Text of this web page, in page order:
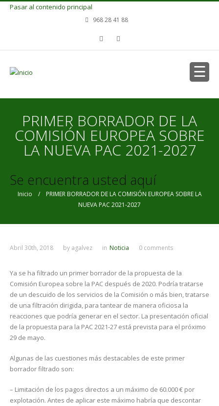
Pasar al contenido principal
968 28 41 88
PRIMER BORRADOR DE LA
COMISIÓN EUROPEA SOBRE
LA NUEVA PAC 2021-2027
Se encuentra usted aquí
Inicio / PRIMER BORRADOR DE LA COMISIÓN EUROPEA SOBRE LA
NUEVA PAC 2021-2027
Abril 30th, 2018 by agalvez in Noticia 0 comments
Ya se ha filtrado un primer borrador de la propuesta de la
Comisión Europea sobre la PAC después de 2020. Podría tratarse
de un descuido de los servicios de la Comisión o más bien, tratarse
de una filtración dirigida, para tantear de manera oficiosa la
reacciones que podría generar en el sector. La presentación oficial
de la propuesta para la PAC 2021-27 está prevista para el próximo
29 de mayo.
Algunas de las cuestiones más destacables de este primer
borrador filtrado son:
– Limitación de los pagos directos a un máximo de 60.000 € por
explotación. Antes de aplicar este máximo habría que descontar